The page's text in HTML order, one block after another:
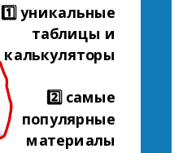
1️⃣ уникальные
таблицы и
калькуляторы
2️⃣ самые
популярные
материалы